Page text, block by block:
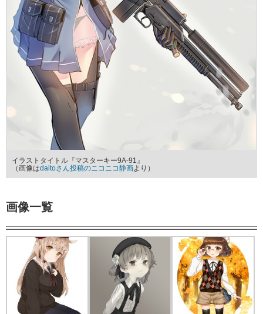
イラストタイトル『マスターキー9A-91』
（画像はdaitoさん投稿のニコニコ静画より）
画像一覧